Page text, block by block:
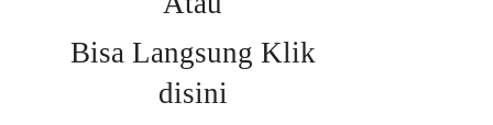
Bisa Langsung Klik
disini